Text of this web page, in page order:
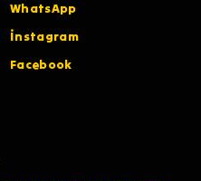
WhatsApp
İnstagram
Facebook